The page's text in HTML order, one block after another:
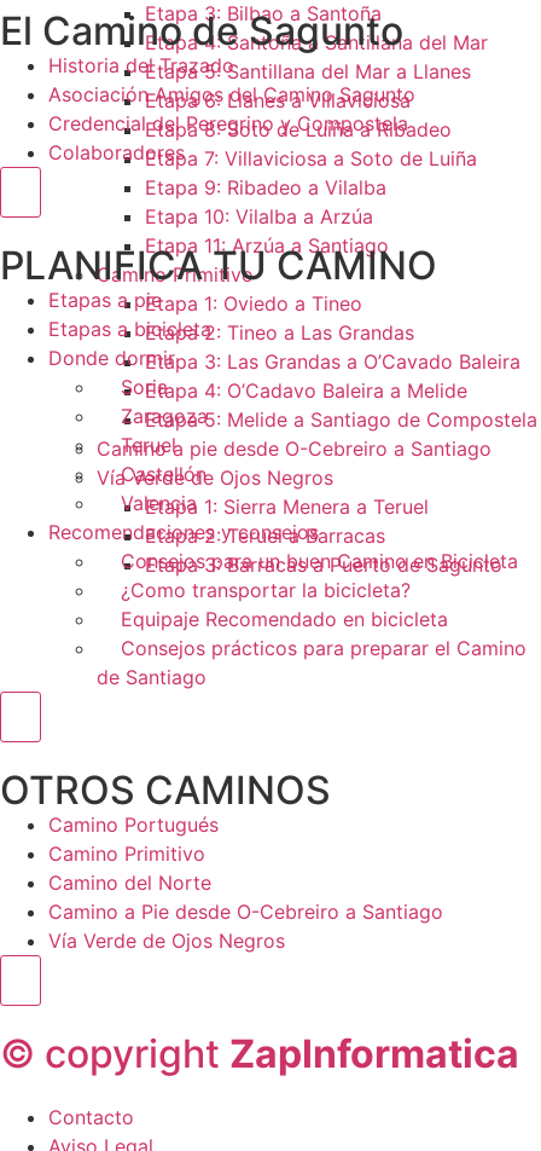
Etapa 3: Bilbao a Santoña
Etapa 4: Santoña a Santillana del Mar
Etapa 5: Santillana del Mar a Llanes
Etapa 6: Llanes a Villaviciosa
Etapa 8: Soto de Luiña a Ribadeo
Etapa 7: Villaviciosa a Soto de Luiña
Etapa 9: Ribadeo a Vilalba
Etapa 10: Vilalba a Arzúa
Etapa 11: Arzúa a Santiago
Camino Primitivo
Etapa 1: Oviedo a Tineo
Etapa 2: Tineo a Las Grandas
Etapa 3: Las Grandas a O’Cavado Baleira
Etapa 4: O’Cadavo Baleira a Melide
Etapa 5: Melide a Santiago de Compostela
Camino a pie desde O-Cebreiro a Santiago
Vía Verde de Ojos Negros
Etapa 1: Sierra Menera a Teruel
Etapa 2: Teruel a Barracas
Etapa 3: Barracas a Puerto de Sagunto
El Camino de Sagunto
Historia del Trazado
Asociación Amigos del Camino Sagunto
Credencial del Peregrino y Compostela
Colaboradores
Menú conmutador hamburguesa
PLANIFICA TU CAMINO
Etapas a pie
Etapas a bicicleta
Donde dormir
Soria
Zaragoza
Teruel
Castellón
Valencia
Recomendaciones y consejos
Consejos para un buen Camino en Bicicleta
¿Como transportar la bicicleta?
Equipaje Recomendado en bicicleta
Consejos prácticos para preparar el Camino
de Santiago
OTROS CAMINOS
Camino Portugués
Camino Primitivo
Camino del Norte
Camino a Pie desde O-Cebreiro a Santiago
Vía Verde de Ojos Negros
© copyright ZapInformatica
Contacto